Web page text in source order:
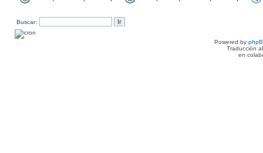
Buscar:
Powered by
Traducción
en